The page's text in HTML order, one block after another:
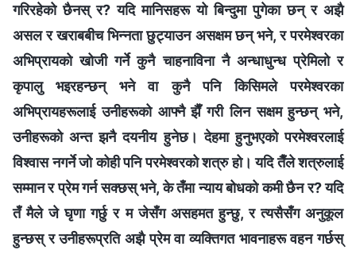
गरिरहेको छैनस् र? यदि मानिसहरू यो बिन्दुमा पुगेका छन् र अझै
असल र खराबबीच भिन्नता छुट्याउन असक्षम छन् भने, र परमेश्‍वरका
अभिप्रायको खोजी गर्ने कुनै चाहनाविना नै अन्धाधुन्ध प्रेमिलो र
कृपालु भइरहन्छन्‌ भने वा कुनै पनि किसिमले परमेश्‍वरका
अभिप्रायहरूलाई उनीहरूको आफ्नै झैँ गरी लिन सक्षम हुन्छन् भने,
उनीहरूको अन्त झनै दयनीय हुनेछ। देहमा हुनुभएको परमेश्‍वरलाई
विश्‍वास नगर्ने जो कोही पनि परमेश्‍वरको शत्रु हो। यदि तैँले शत्रुलाई
सम्मान र प्रेम गर्न सक्छस् भने, के तँमा न्याय बोधको कमी छैन र? यदि
तँ मैले जे घृणा गर्छु र म जेसँग असहमत हुन्छु, र त्यसैसँग अनुकूल
हुन्छस् र उनीहरूप्रति अझै प्रेम वा व्यक्तिगत भावनाहरू वहन गर्छस्